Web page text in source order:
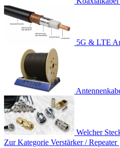
5G & LTE
Welcher
Zur Kategorie Verstärker / Repeater